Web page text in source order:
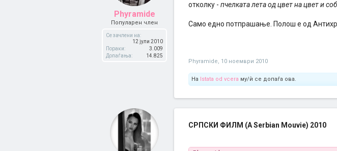
Phyramide
Популарен член
Се зачлени на:
12 јули 2010
Пораки:
3.009
Допаѓања:
14.825
отколку - пчелката лета од цвет на цвет и
Само едно потпрашање. Полош е од
Phyramide, 10 ноември 2010
На Istata od vcera му/ѝ се допаѓа ова.
СРПСКИ ФИЛМ (A Serbian Mouvie) 2010